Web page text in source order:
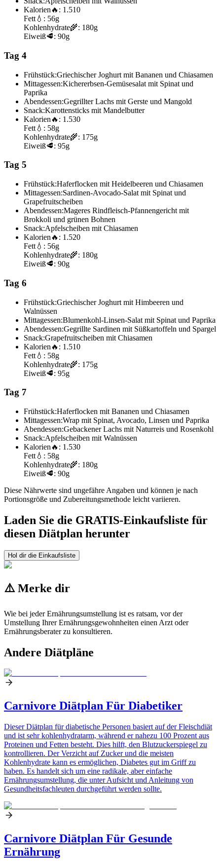
Kalorien 🔥: 1.510
Fett 💧: 56g
Kohlenhydrate🌾: 180g
Eiweiß🥩: 90g
Tag 4
Frühstück:Griechischer Joghurt mit Bananen und Chiasamen
Mittagessen:Kichererbsen-Gemüsesalat mit Spinat und
Paprika
Abendessen:Gegrillter Lachs mit Gerste und Mangold
Snack:Karottensticks mit Mandelbutter
Kalorien 🔥: 1.530
Fett 💧: 58g
Kohlenhydrate🌾: 175g
Eiweiß🥩: 95g
Tag 5
Frühstück:Haferflocken mit Heidelbeeren und Chiasamen
Mittagessen:Sardinen-Avocado-Salat mit Spinat und
Grapefruitscheiben
Abendessen:Mageres Rindfleisch-Pfannengericht mit
Brokkoli und grünen Bohnen
Snack:Apfelscheiben mit Chiasamen
Kalorien 🔥: 1.520
Fett 💧: 56g
Kohlenhydrate🌾: 180g
Eiweiß🥩: 90g
Tag 6
Frühstück:Griechischer Joghurt mit Himbeeren und
Walnüssen
Mittagessen:Blumenkohl-Linsen-Salat mit Spinat und Paprika
Abendessen:Gegrillte Sardinen mit Süßkartoffeln und Spargel
Snack:Grapefruitscheiben mit Chiasamen
Kalorien 🔥: 1.510
Fett 💧: 58g
Kohlenhydrate🌾: 175g
Eiweiß🥩: 95g
Tag 7
Frühstück:Haferflocken mit Bananen und Chiasamen
Mittagessen:Wrap mit Spinat, Avocado, Linsen und Paprika
Abendessen:Gebackener Lachs mit Naturreis und Rosenkohl
Snack:Apfelscheiben mit Walnüssen
Kalorien 🔥: 1.530
Fett 💧: 58g
Kohlenhydrate🌾: 180g
Eiweiß🥩: 90g
Diese Nährwerte sind ungefähre Angaben und können je nach
Portionsgröße und Zubereitungsmethode leicht variieren.
Laden Sie die GRATIS-Einkaufsliste für
diesen Diätplan herunter
Hol dir die Einkaufsliste
⚠️ Merke dir
Wie bei jeder Ernährungsumstellung ist es ratsam, vor der
Umstellung Ihrer Ernährungsgewohnheiten einen Arzt oder
Ernährungsberater zu konsultieren.
Andere Diätpläne
Carnivore Diätplan Für Diabetiker
Dieser Diätplan für diabetische Personen basiert auf der Fleischdiät
und ist sehr kohlenhydratarm, während er nahezu 100 Prozent aus
Proteinen und Fetten besteht. Dies hilft, den Blutzuckerspiegel zu
kontrollieren. Der Verzicht auf Zucker und die meisten
Kohlenhydrate kann es ermöglichen, Diabetes gut im Griff zu
haben. Es handelt sich um eine radikale, aber einfache
Ernährungsumstellung, die unter Aufsicht und Anleitung von
Gesundheitsfachleuten durchgeführt werden sollte.
Carnivore Diätplan Für Gesunde
Ernährung